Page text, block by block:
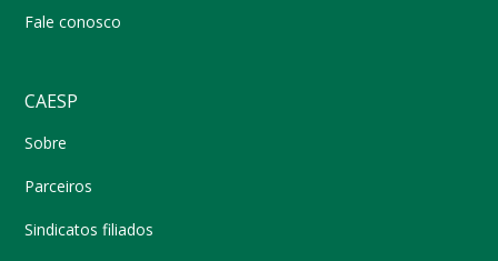
Fale conosco
CAESP
Sobre
Parceiros
Sindicatos filiados